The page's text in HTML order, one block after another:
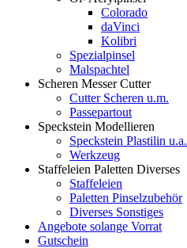
Colorado
daVinci
Kolibri
Spezialpinsel
Malspachtel
Scheren Messer Cutter
Cutter Scheren u.m.
Passepartout
Speckstein Modellieren
Speckstein Plastilin u.a.
Werkzeug
Staffeleien Paletten Diverses
Staffeleien
Paletten Pinselzubehör
Diverses Sonstiges
Angebote solange Vorrat
Gutschein